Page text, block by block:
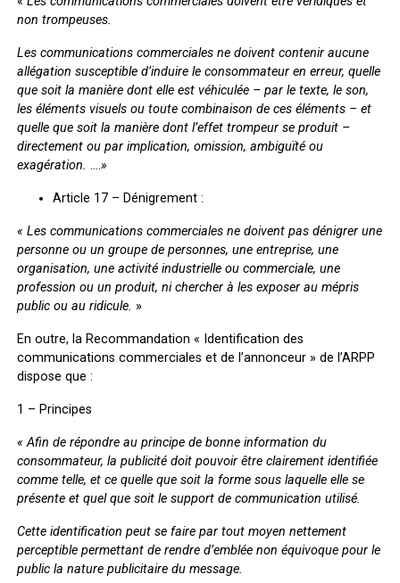
non trompeuses.
Les communications commerciales ne doivent contenir aucune
allégation susceptible d’induire le consommateur en erreur, quelle
que soit la manière dont elle est véhiculée – par le texte, le son,
les éléments visuels ou toute combinaison de ces éléments – et
quelle que soit la manière dont l’effet trompeur se produit –
directement ou par implication, omission, ambiguïté ou
exagération. ….»
Article 17 – Dénigrement :
« Les communications commerciales ne doivent pas dénigrer une
personne ou un groupe de personnes, une entreprise, une
organisation, une activité industrielle ou commerciale, une
profession ou un produit, ni chercher à les exposer au mépris
public ou au ridicule. »
En outre, la Recommandation « Identification des
communications commerciales et de l’annonceur » de l’ARPP
dispose que :
1 – Principes
«Afin de répondre au principe de bonne information du
consommateur, la publicité doit pouvoir être clairement identifiée
comme telle, et ce quelle que soit la forme sous laquelle elle se
présente et quel que soit le support de communication utilisé.
Cette identification peut se faire par tout moyen nettement
perceptible permettant de rendre d’emblée non équivoque pour le
public la nature publicitaire du message.